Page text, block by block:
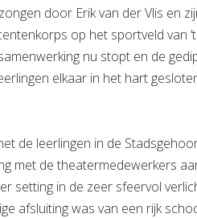
door Erik van der Vlis en
op het sportveld van
nu stopt en de
elkaar in het hart
de leerlingen in de
met de theatermedewerkers
setting in de zeer sfeervol
afsluiting was van een rijk